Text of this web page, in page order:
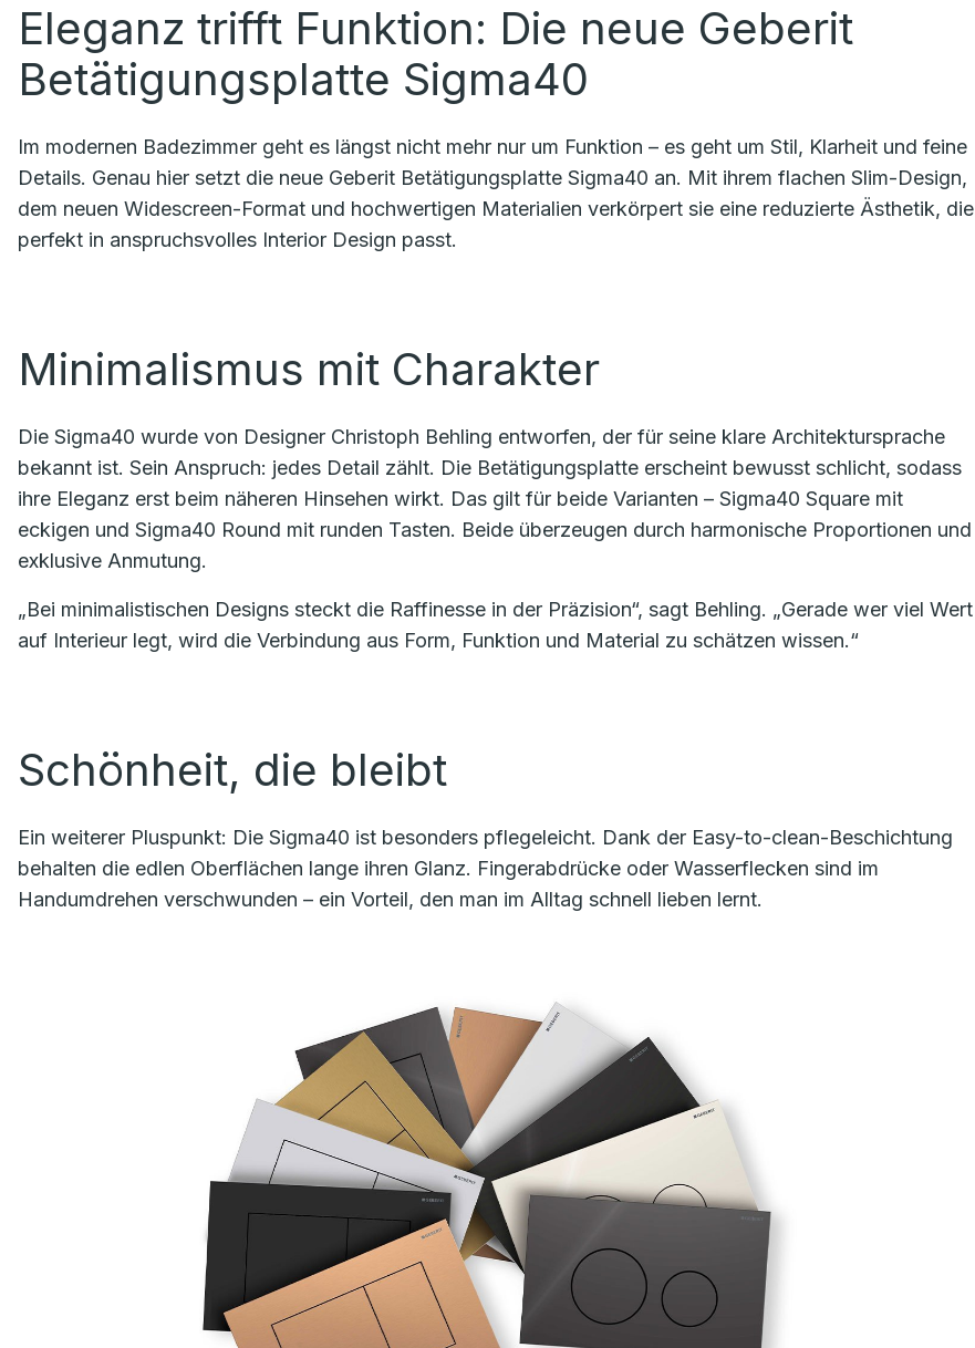
Eleganz trifft Funktion: Die neue Geberit
Betätigungsplatte Sigma40
Im modernen Badezimmer geht es längst nicht mehr nur um Funktion – es geht um Stil, Klarheit und feine
Details. Genau hier setzt die neue Geberit Betätigungsplatte Sigma40 an. Mit ihrem flachen Slim-Design,
dem neuen Widescreen-Format und hochwertigen Materialien verkörpert sie eine reduzierte Ästhetik, die
perfekt in anspruchsvolles Interior Design passt.
Minimalismus mit Charakter
Die Sigma40 wurde von Designer Christoph Behling entworfen, der für seine klare Architektursprache
bekannt ist. Sein Anspruch: jedes Detail zählt. Die Betätigungsplatte erscheint bewusst schlicht, sodass
ihre Eleganz erst beim näheren Hinsehen wirkt. Das gilt für beide Varianten – Sigma40 Square mit
eckigen und Sigma40 Round mit runden Tasten. Beide überzeugen durch harmonische Proportionen und
exklusive Anmutung.
„Bei minimalistischen Designs steckt die Raffinesse in der Präzision“, sagt Behling. „Gerade wer viel Wert
auf Interieur legt, wird die Verbindung aus Form, Funktion und Material zu schätzen wissen.“
Schönheit, die bleibt
Ein weiterer Pluspunkt: Die Sigma40 ist besonders pflegeleicht. Dank der Easy-to-clean-Beschichtung
behalten die edlen Oberflächen lange ihren Glanz. Fingerabdrücke oder Wasserflecken sind im
Handumdrehen verschwunden – ein Vorteil, den man im Alltag schnell lieben lernt.